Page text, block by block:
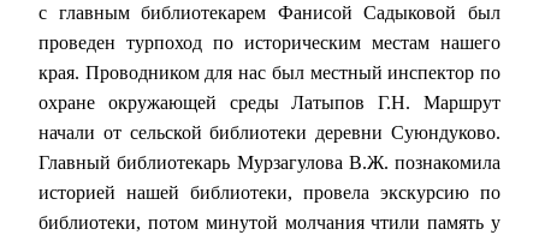
с главным библиотекарем Фанисой Садыковой был
проведен турпоход по историческим местам нашего
края. Проводником для нас был местный инспектор по
охране окружающей среды Латыпов Г.Н. Маршрут
начали от сельской библиотеки деревни Суюндуково.
Главный библиотекарь Мурзагулова В.Ж. познакомила
историей нашей библиотеки, провела экскурсию по
библиотеки, потом минутой молчания чтили память у